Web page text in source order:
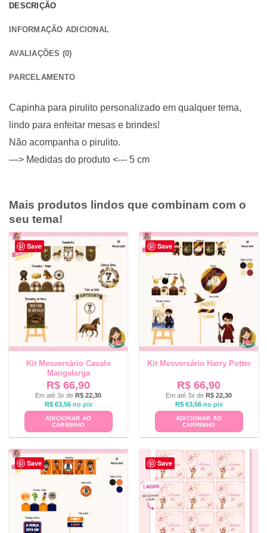
DESCRIÇÃO
INFORMAÇÃO ADICIONAL
AVALIAÇÕES (0)
PARCELAMENTO
Capinha para pirulito personalizado em qualquer tema,
lindo para enfeitar mesas e brindes!
Não acompanha o pirulito.
—> Medidas do produto <--- 5 cm
Mais produtos lindos que combinam com o
seu tema!
Save
Kit Mesversário Cavalo
Mangalarga
R$ 66,90
Em até 3x de R$ 22,30
R$63,56 no pix
ADICIONAR AO
CARRINHO
Save
Kit Mesversário Harry Potter
R$ 66,90
Em até 3x de R$ 22,30
R$63,56 no pix
ADICIONAR AO
CARRINHO
Save Save